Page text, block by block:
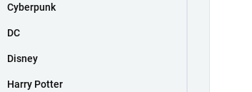
Cyberpunk
DC
Disney
Harry Potter